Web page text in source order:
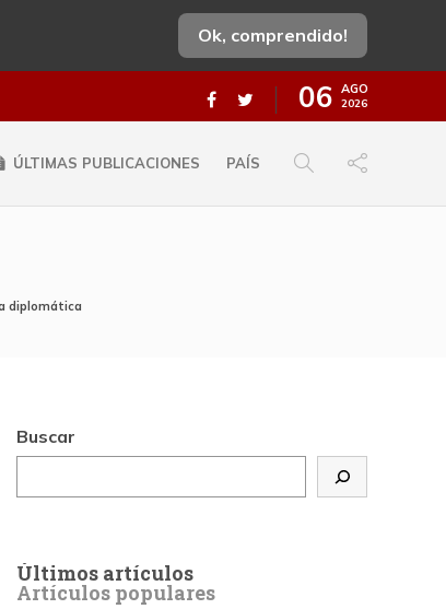
Ok, comprendido!
06 AGO
2026
ÚLTIMAS PUBLICACIONES PAÍS
diplomática
Buscar
Últimos artículos
Artículos populares